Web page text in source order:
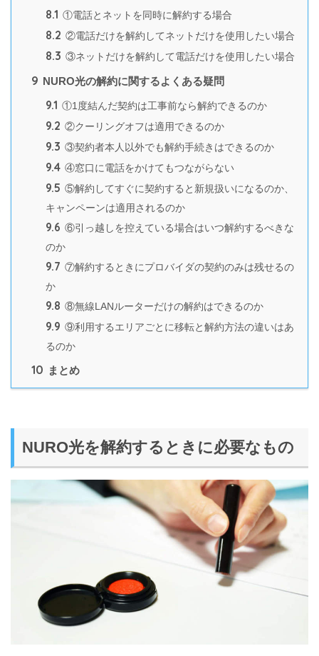
8.1 ①電話とネットを同時に解約する場合
8.2 ②電話だけを解約してネットだけを使用したい場合
8.3 ③ネットだけを解約して電話だけを使用したい場合
9 NURO光の解約に関するよくある疑問
9.1 ①1度結んだ契約は工事前なら解約できるのか
9.2 ②クーリングオフは適用できるのか
9.3 ③契約者本人以外でも解約手続きはできるのか
9.4 ④窓口に電話をかけてもつながらない
9.5 ⑤解約してすぐに契約すると新規扱いになるのか、
キャンペーンは適用されるのか
9.6 ⑥引っ越しを控えている場合はいつ解約するべきな
のか
9.7 ⑦解約するときにプロバイダの契約のみは残せるの
か
9.8 ⑧無線LANルーターだけの解約はできるのか
9.9 ⑨利用するエリアごとに移転と解約方法の違いはあ
るのか
10 まとめ
NURO光を解約するときに必要なもの